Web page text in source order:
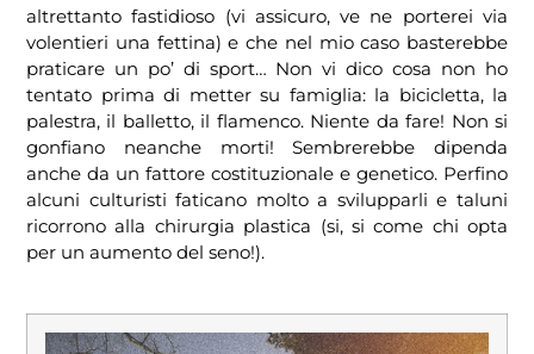
altrettanto fastidioso (vi assicuro, ve ne porterei via
volentieri una fettina) e che nel mio caso basterebbe
praticare un po’ di sport… Non vi dico cosa non ho
tentato prima di metter su famiglia: la bicicletta, la
palestra, il balletto, il flamenco. Niente da fare! Non si
gonfiano neanche morti! Sembrerebbe dipenda
anche da un fattore costituzionale e genetico. Perfino
alcuni culturisti faticano molto a svilupparli e taluni
ricorrono alla chirurgia plastica (si, si come chi opta
per un aumento del seno!).